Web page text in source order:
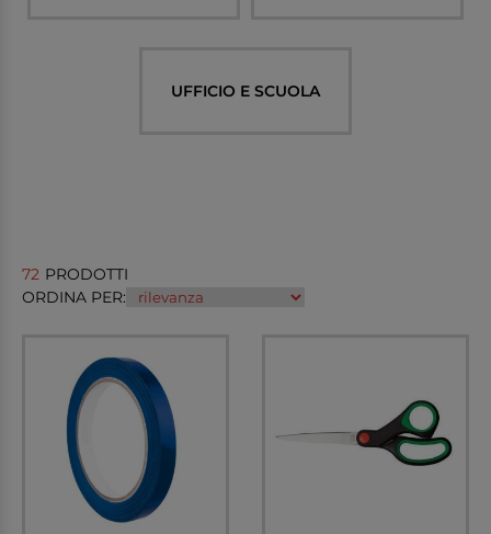
UFFICIO E SCUOLA
72 PRODOTTI
ORDINA PER: